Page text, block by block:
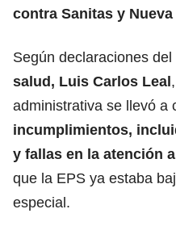
contra Sanitas y Nueva
Según declaraciones del
salud, Luis Carlos Leal
administrativa se llevó a
incumplimientos,
y fallas en la atención
que la EPS ya estaba
especial.